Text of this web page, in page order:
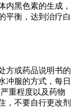
内黑色素的生成，
平衡，达到治疗白
方或药品说明书的
冲服的方式，每日
重程度以及药物
，不要自行更改剂